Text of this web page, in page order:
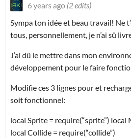
6 years ago (2 edits)
Sympa ton idée et beau travail! Ne
tous, personnellement, je n’ai sû
J’ai dû le mettre dans mon
développement pour le faire
Modifie ces 3 lignes pour et
soit fonctionnel:
local Sprite = require(“sprite”) local
local Collide = require(“collide”)